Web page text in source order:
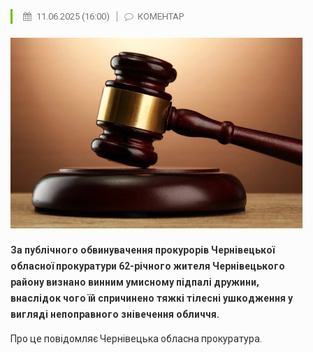
11.06.2025 (16:00) КОМЕНТАР
За публічного обвинувачення прокурорів Чернівецької
обласної прокуратури 62-річного жителя Чернівецького
району визнано винним умисному підпалі дружини,
внаслідок чого їй спричинено тяжкі тілесні ушкодження у
вигляді непоправного знівечення обличчя.
Про це повідомляє Чернівецька обласна прокуратура.